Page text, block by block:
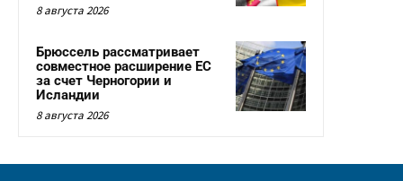
8 августа 2026
Брюссель рассматривает
совместное расширение ЕС
за счет Черногории и
Исландии
8 августа 2026